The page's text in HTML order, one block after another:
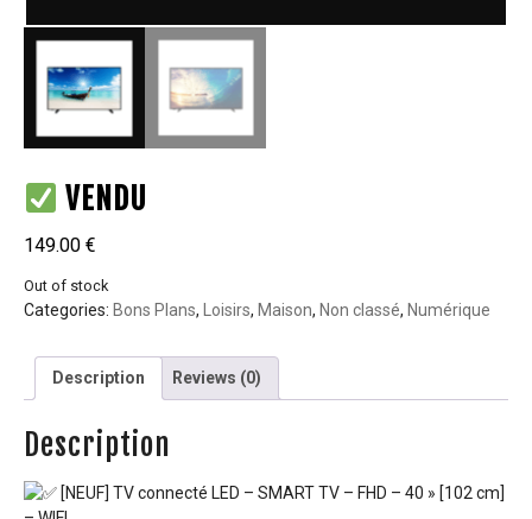
VENDU
149.00 €
Out of stock
Categories: Bons Plans, Loisirs, Maison, Non classé, Numérique
Description Reviews (0)
Description
[NEUF] TV connecté LED – SMART TV – FHD – 40 » [102 cm]